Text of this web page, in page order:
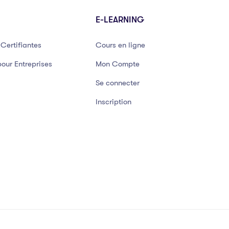
Entreprises
E-LEARNING
Cours en ligne
Mon Compte
Se connecter
Inscription